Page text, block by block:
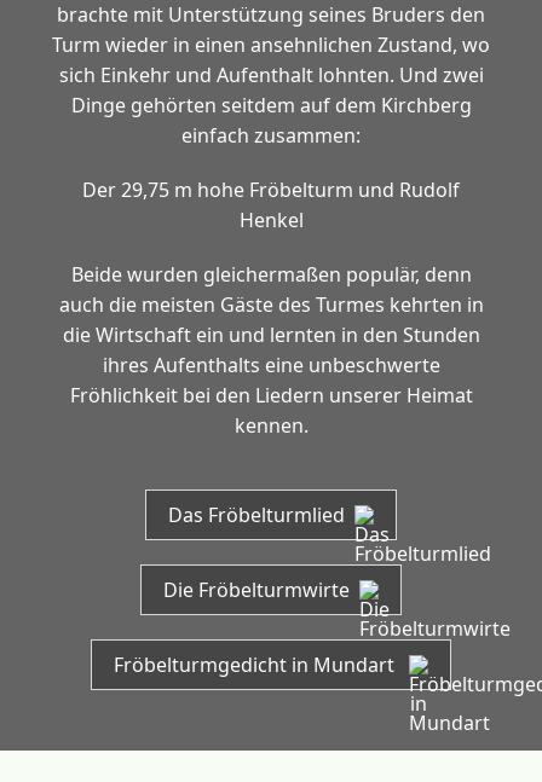
brachte mit Unterstützung seines Bruders den
Turm wieder in einen ansehnlichen Zustand, wo
sich Einkehr und Aufenthalt lohnten. Und zwei
Dinge gehörten seitdem auf dem Kirchberg
einfach zusammen:
Der 29,75 m hohe Fröbelturm und Rudolf
Henkel
Beide wurden gleichermaßen populär, denn
auch die meisten Gäste des Turmes kehrten in
die Wirtschaft ein und lernten in den Stunden
ihres Aufenthalts eine unbeschwerte
Fröhlichkeit bei den Liedern unserer Heimat
kennen.
Das Fröbelturmlied
Die Fröbelturmwirte
Fröbelturmgedicht in Mundart